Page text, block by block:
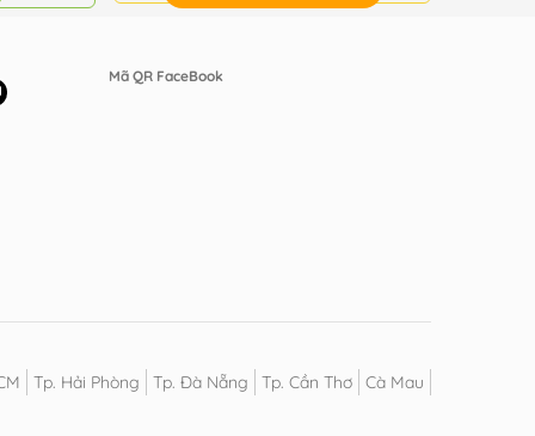
Mã QR FaceBook
Tp. Hải Phòng Tp. Đà Nẵng Tp. Cần Thơ Cà Mau